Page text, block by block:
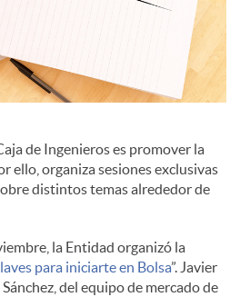
de Ingenieros es promover la
ello, organiza sesiones exclusivas
distintos temas alrededor de
la Entidad organizó la
para iniciarte en Bolsa”. Javier
del equipo de mercado de